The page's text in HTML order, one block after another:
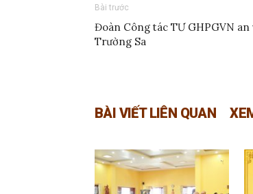
Bài trước
Đoàn Công tác TƯ GHPGVN
Trường Sa
BÀI VIẾT LIÊN QUAN